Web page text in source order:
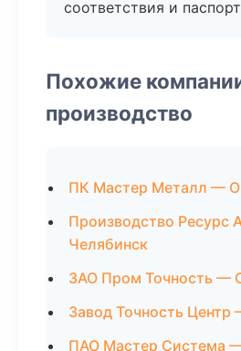
соответствия и
Похожие
производство
ПК Мастер Металл —
Производство Ресурс
Челябинск
ЗАО Пром Точность —
Завод Точность
ПАО Мастер Система